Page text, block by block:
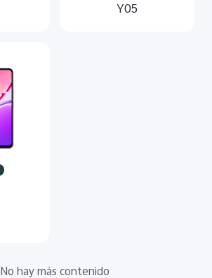
Y05
No hay más contenido